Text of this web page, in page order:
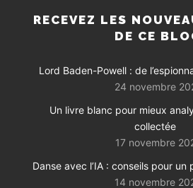
RECEVEZ LES
DE CE
Lord Baden-Powell : de
24 novembre
Un livre blanc pour mieux
collectée
17 novembre
Danse avec l’IA : conseils pour
14 novembre